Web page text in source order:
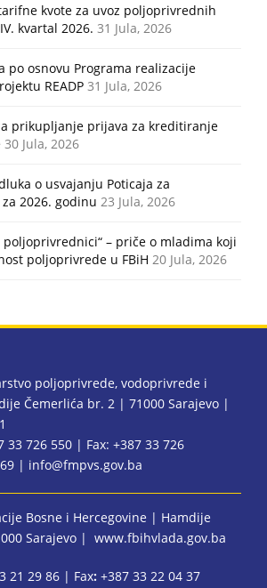
kvote za uvoz poljoprivrednih
kvartal 2026. 31 Jula, 2026
po osnovu Programa realizacije
READP 31 Jula, 2026
za prikupljanje prijava za kreditiranje
30 Jula, 2026
o usvajanju Poticaja za
2026. godinu 23 Jula, 2026
poljoprivrednici“ – priče o mladima koji
poljoprivrede u FBiH 20 Jula, 2026
poljoprivrede, vodoprivrede i
Čemerlića br. 2 | 71000 Sarajevo |
33 726 550 | Fax: +387 33 726
| info@fmpvs.gov.ba
Bosne i Hercegovine | Hamdije
Sarajevo | www.fbihvlada.gov.ba
21 29 86 | Fax: +387 33 22 04 37